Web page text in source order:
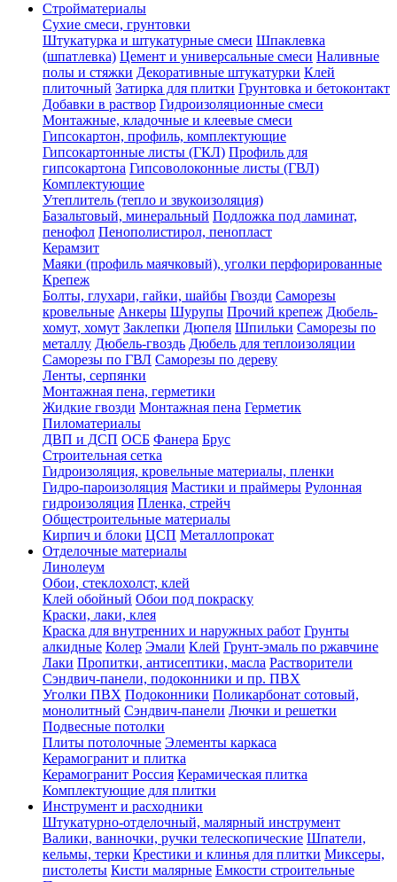
Стройматериалы
Сухие смеси, грунтовки
Штукатурка и штукатурные смеси Шпаклевка
(шпатлевка) Цемент и универсальные смеси Наливные
полы и стяжки Декоративные штукатурки Клей
плиточный Затирка для плитки Грунтовка и бетоконтакт
Добавки в раствор Гидроизоляционные смеси
Монтажные, кладочные и клеевые смеси
Гипсокартон, профиль, комплектующие
Гипсокартонные листы (ГКЛ) Профиль для
гипсокартона Гипсоволоконные листы (ГВЛ)
Комплектующие
Утеплитель (тепло и звукоизоляция)
Базальтовый, минеральный Подложка под ламинат,
пенофол Пенополистирол, пенопласт
Керамзит
Маяки (профиль маячковый), уголки перфорированные
Крепеж
Болты, глухари, гайки, шайбы Гвозди Саморезы
кровельные Анкеры Шурупы Прочий крепеж Дюбель-
хомут, хомут Заклепки Дюпеля Шпильки Саморезы по
металлу Дюбель-гвоздь Дюбель для теплоизоляции
Саморезы по ГВЛ Саморезы по дереву
Ленты, серпянки
Монтажная пена, герметики
Жидкие гвозди Монтажная пена Герметик
Пиломатериалы
ДВП и ДСП ОСБ Фанера Брус
Строительная сетка
Гидроизоляция, кровельные материалы, пленки
Гидро-пароизоляция Мастики и праймеры Рулонная
гидроизоляция Пленка, стрейч
Общестроительные материалы
Кирпич и блоки ЦСП Металлопрокат
Отделочные материалы
Линолеум
Обои, стеклохолст, клей
Клей обойный Обои под покраску
Краски, лаки, клея
Краска для внутренних и наружных работ Грунты
алкидные Колер Эмали Клей Грунт-эмаль по ржавчине
Лаки Пропитки, антисептики, масла Растворители
Сэндвич-панели, подоконники и пр. ПВХ
Уголки ПВХ Подоконники Поликарбонат сотовый,
монолитный Сэндвич-панели Лючки и решетки
Подвесные потолки
Плиты потолочные Элементы каркаса
Керамогранит и плитка
Керамогранит Россия Керамическая плитка
Комплектующие для плитки
Инструмент и расходники
Штукатурно-отделочный, малярный инструмент
Валики, ванночки, ручки телескопические Шпатели,
кельмы, терки Крестики и клинья для плитки Миксеры,
пистолеты Кисти малярные Емкости строительные